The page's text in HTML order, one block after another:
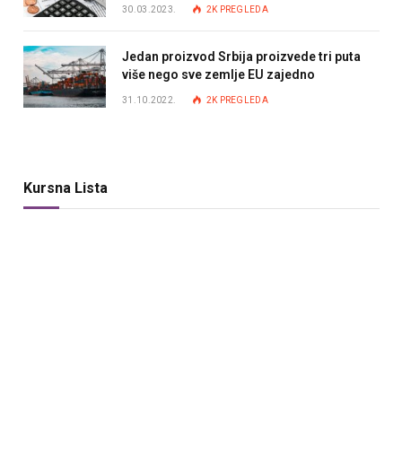
30.03.2023. 2K PREGLEDA
Jedan proizvod Srbija proizvede tri puta
više nego sve zemlje EU zajedno
31.10.2022. 2K PREGLEDA
Kursna Lista